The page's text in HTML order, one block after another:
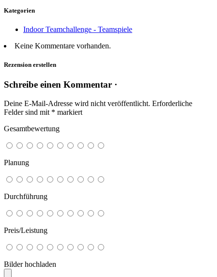
Kategorien
Indoor Teamchallenge - Teamspiele
Keine Kommentare vorhanden.
Rezension erstellen
Schreibe einen Kommentar ·
Deine E-Mail-Adresse wird nicht veröffentlicht. Erforderliche
Felder sind mit * markiert
Gesamtbewertung
Planung
Durchführung
Preis/Leistung
Bilder hochladen